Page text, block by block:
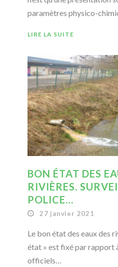
paramètres physico-
LIRE LA SUITE
BON ÉTAT DES
RIVIÈRES.
POLICE…
27 janvier 2021
Le bon état des eaux des
état » est fixé par rapport
officiels…